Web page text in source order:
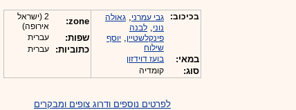
בכיכוב: גבי עמרני, גאולה
נוני, לבנה
פינקלשטיין, יוסף
שילוח
במאי: בועז דוידזון
סוג: קומדיה
zone:
2 (ישראל
אירופה)
שפות: עברית
כתוביות: עברית
לפרטים נוספים ודרוג צופים ומבקרים